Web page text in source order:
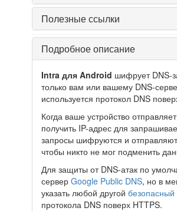
Полезные ссылки
Подробное описание
Intra для Android шифрует DNS-
только вам или вашему DNS-
используется протокол DNS
Когда ваше устройство
получить IP-адрес для
запросы шифруются и
чтобы никто не мог подменить
Для защиты от DNS-атак по
сервер Google Public DNS, но в
указать любой другой безопасный
протокола DNS поверх HTTPS.